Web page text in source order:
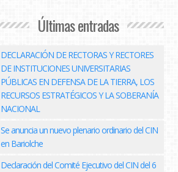
Últimas entradas
DECLARACIÓN DE RECTORAS Y RECTORES
DE INSTITUCIONES UNIVERSITARIAS
PÚBLICAS EN DEFENSA DE LA TIERRA, LOS
RECURSOS ESTRATÉGICOS Y LA SOBERANÍA
NACIONAL
Se anuncia un nuevo plenario ordinario del CIN
en Bariolche
Declaración del Comité Ejecutivo del CIN del 6